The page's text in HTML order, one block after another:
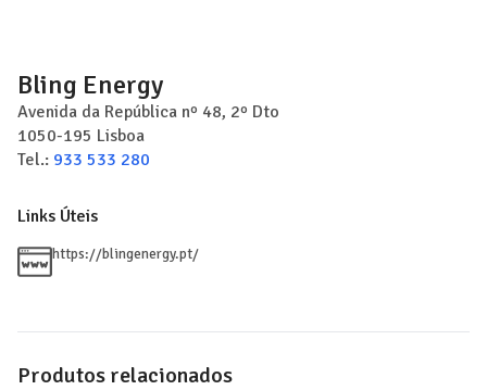
Bling Energy
Avenida da República nº 48, 2º Dto
1050-195 Lisboa
Tel.: 933 533 280
Links Úteis
https://blingenergy.pt/
Produtos relacionados